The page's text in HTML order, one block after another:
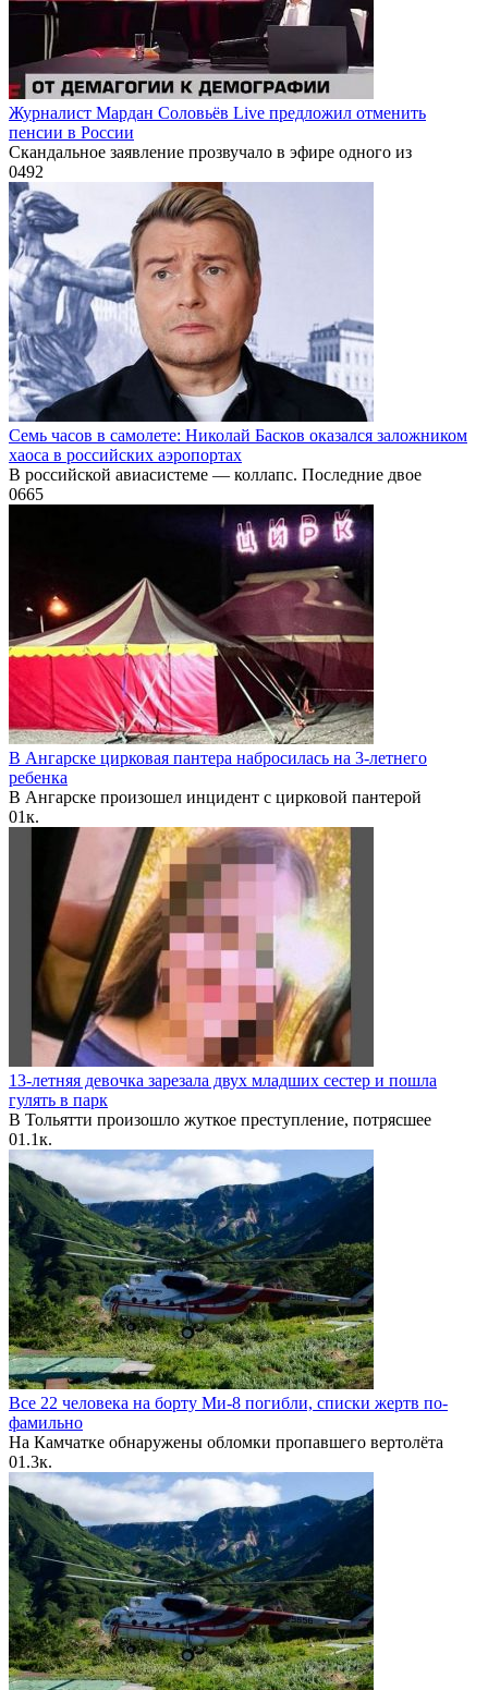
Журналист Мардан Соловьёв Live предложил отменить
пенсии в России
Скандальное заявление прозвучало в эфире одного из
0492
Семь часов в самолете: Николай Басков оказался заложником
хаоса в российских аэропортах
В российской авиасистеме — коллапс. Последние двое
0665
В Ангарске цирковая пантера набросилась на 3-летнего
ребенка
В Ангарске произошел инцидент с цирковой пантерой
01к.
13-летняя девочка зарезала двух младших сестер и пошла
гулять в парк
В Тольятти произошло жуткое преступление, потрясшее
01.1к.
Все 22 человека на борту Ми-8 погибли, списки жертв по-
фамильно
На Камчатке обнаружены обломки пропавшего вертолёта
01.3к.